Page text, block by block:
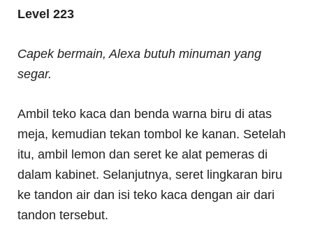
Level 223
Capek bermain, Alexa butuh minuman yang
segar.
Ambil teko kaca dan benda warna biru di atas
meja, kemudian tekan tombol ke kanan. Setelah
itu, ambil lemon dan seret ke alat pemeras di
dalam kabinet. Selanjutnya, seret lingkaran biru
ke tandon air dan isi teko kaca dengan air dari
tandon tersebut.